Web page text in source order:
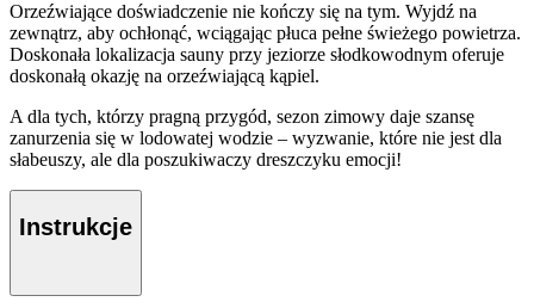
Orzeźwiające doświadczenie nie kończy się na tym. Wyjdź na
zewnątrz, aby ochłonąć, wciągając płuca pełne świeżego powietrza.
Doskonała lokalizacja sauny przy jeziorze słodkowodnym oferuje
doskonałą okazję na orzeźwiającą kąpiel.
A dla tych, którzy pragną przygód, sezon zimowy daje szansę
zanurzenia się w lodowatej wodzie – wyzwanie, które nie jest dla
słabeuszy, ale dla poszukiwaczy dreszczyku emocji!
Instrukcje